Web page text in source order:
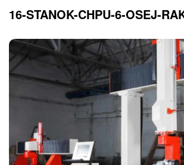
16-STANOK-CHPU-6-OSEJ-